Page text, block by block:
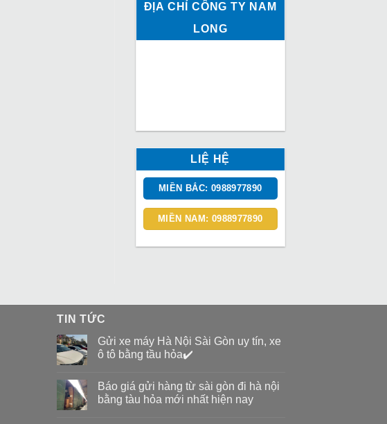
ĐỊA CHỈ CÔNG TY NAM
LONG
LIỆ HỆ
MIỀN BẮC: 0988977890
MIỀN NAM: 0988977890
TIN TỨC
Gửi xe máy Hà Nội Sài Gòn uy tín, xe
ô tô bằng tầu hỏa✔️
Báo giá gửi hàng từ sài gòn đi hà nội
bằng tàu hỏa mới nhất hiện nay